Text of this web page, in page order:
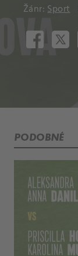
Žánr:Sport
PODOBNÉ